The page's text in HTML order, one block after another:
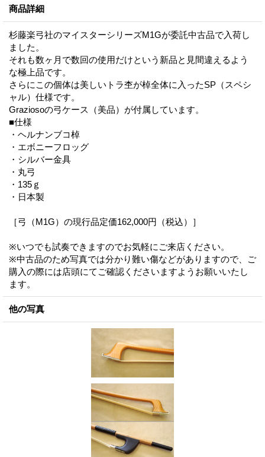
商品詳細
杉藤楽弓社のマイスターシリーズM1Gが委託中古品で入荷し
ました。
それも数ヶ月で数回の使用だけという新品と見間違えるよう
な極上品です。
さらにこの個体は美しいトラ杢が棹全体に入ったSP（スペシ
ャル）仕様です。
Graziosoの弓ケース（美品）が付属しています。
■仕様
・ヘルナンブコ棹
・エボニーフロッグ
・シルバー金具
・丸弓
・135ｇ
・日本製
［弓（M1G）の現行品定価162,000円（税込）］
※いつでも試奏できますのでお気軽にご来店ください。
※中古品のため写真では分かり難い傷などがありますので、ご
購入の際には店頭にてご確認くださいますようお願いいたし
ます。
他の写真